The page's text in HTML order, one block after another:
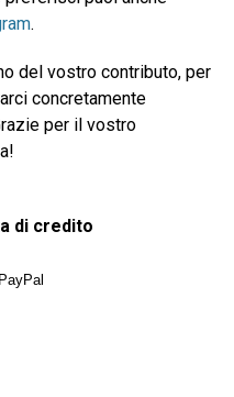
.
del vostro contributo, per
concretamente
per il vostro
di credito